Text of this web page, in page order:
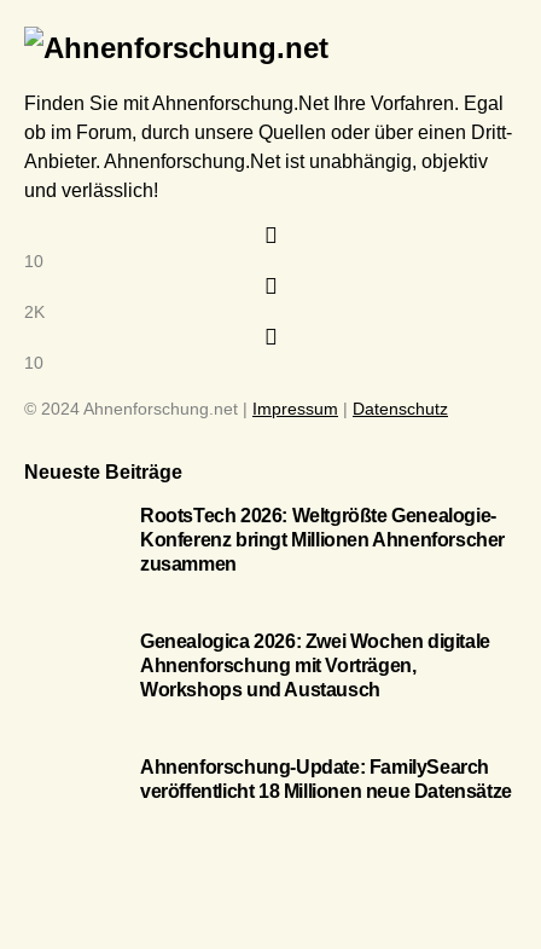
Finden Sie mit Ahnenforschung.Net Ihre Vorfahren. Egal
ob im Forum, durch unsere Quellen oder über einen Dritt-
Anbieter. Ahnenforschung.Net ist unabhängig, objektiv
und verlässlich!
10
2K
10
© 2024 Ahnenforschung.net | Impressum | Datenschutz
Neueste Beiträge
RootsTech 2026: Weltgrößte Genealogie-
Konferenz bringt Millionen Ahnenforscher
zusammen
Genealogica 2026: Zwei Wochen digitale
Ahnenforschung mit Vorträgen,
Workshops und Austausch
Ahnenforschung-Update: FamilySearch
veröffentlicht 18 Millionen neue Datensätze